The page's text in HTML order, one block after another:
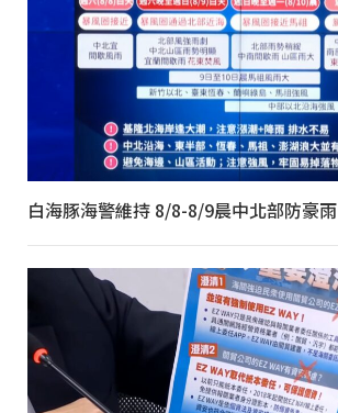
白海豚海警維持 8/8-8/9晨中北部防豪雨